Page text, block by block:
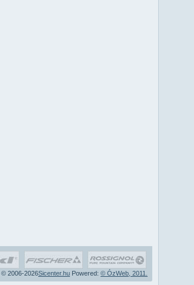
2006-2026Sicenter.hu Powered: © ÓzWeb, 2011.